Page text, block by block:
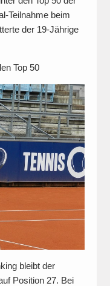
Teilnahme beim
der 19-Jährige
Top 50
bleibt der
Position 27. Bei